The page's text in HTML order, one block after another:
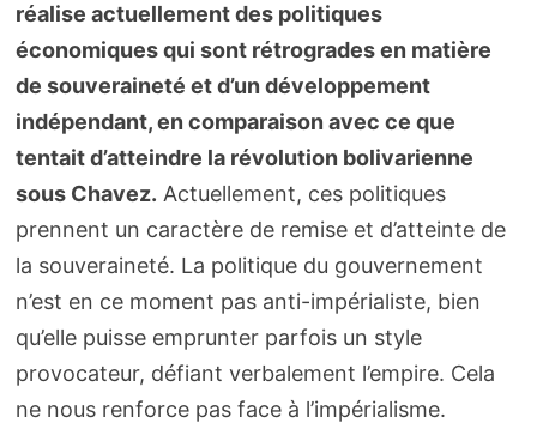
réalise actuellement des politiques
économiques qui sont rétrogrades en matière
de souveraineté et d’un développement
indépendant, en comparaison avec ce que
tentait d’atteindre la révolution bolivarienne
sous Chavez. Actuellement, ces politiques
prennent un caractère de remise et d’atteinte de
la souveraineté. La politique du gouvernement
n’est en ce moment pas anti-impérialiste, bien
qu’elle puisse emprunter parfois un style
provocateur, défiant verbalement l’empire. Cela
ne nous renforce pas face à l’impérialisme.